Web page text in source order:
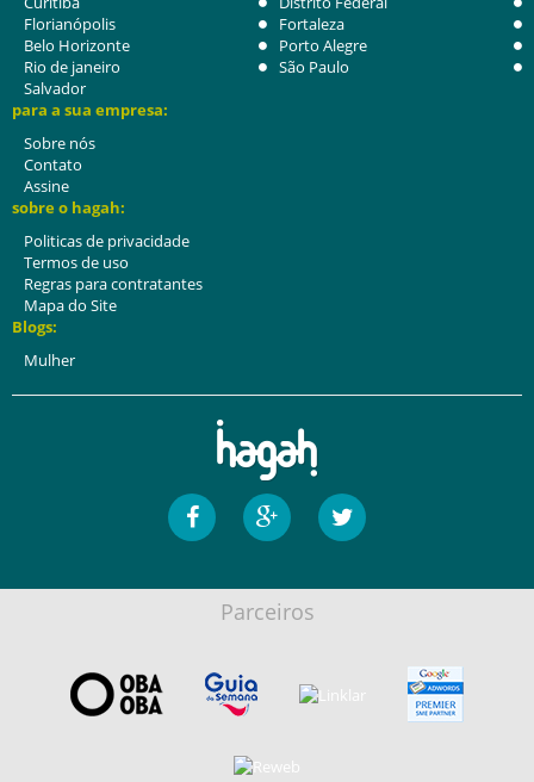
Florianópolis
Fortaleza
Belo Horizonte
Porto Alegre
Rio de janeiro
São Paulo
Salvador
para a sua empresa:
Sobre nós
Contato
Assine
sobre o hagah:
Politicas de privacidade
Termos de uso
Regras para contratantes
Mapa do Site
Blogs:
Mulher
Parceiros